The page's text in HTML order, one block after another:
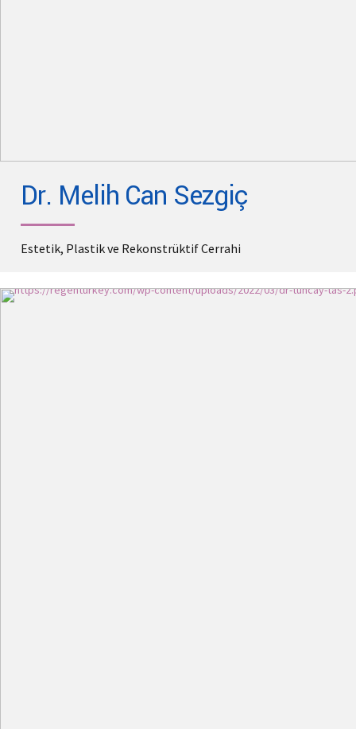
Dr. Melih Can Sezgiç
Estetik, Plastik ve Rekonstrüktif Cerrahi